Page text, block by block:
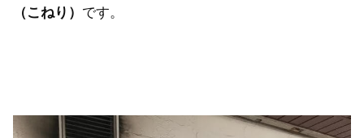
（こねり） です。